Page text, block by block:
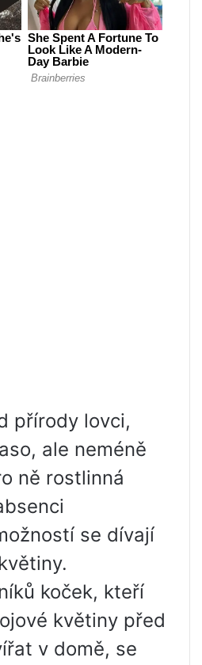
přírody lovci,
ale neméně
ně rostlinná
se dívají
koček, kteří
květiny před
v domě, se